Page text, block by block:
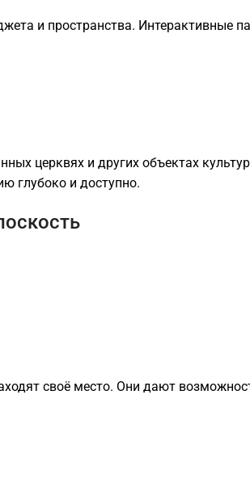
и пространства. Интерактивные
церквях и других объектах
глубоко и доступно.
своё место. Они дают